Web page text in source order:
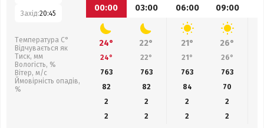
Захід:20:45
Температура С°
Відчувається як
Тиск, мм
Вологість, %
Вітер, м/с
Ймовірність опадів,
%
00:00
03:00 06:00 09:00
24° 22° 21° 26°
24° 22° 21° 26°
763
763 763 763
82
82 84 70
2
2 2
2
2
2 2 2